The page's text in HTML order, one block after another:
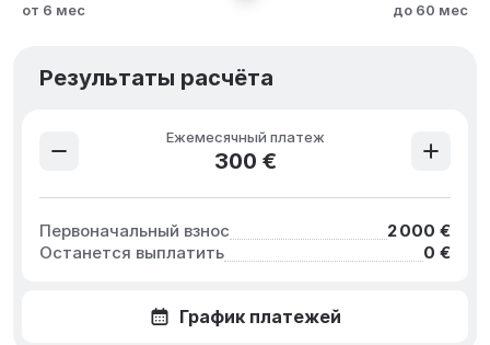
от 6 мес до 60 мес
Результаты расчёта
Ежемесячный платеж
300 €
Первоначальный взнос
2 000 €
Останется выплатить
0 €
График платежей